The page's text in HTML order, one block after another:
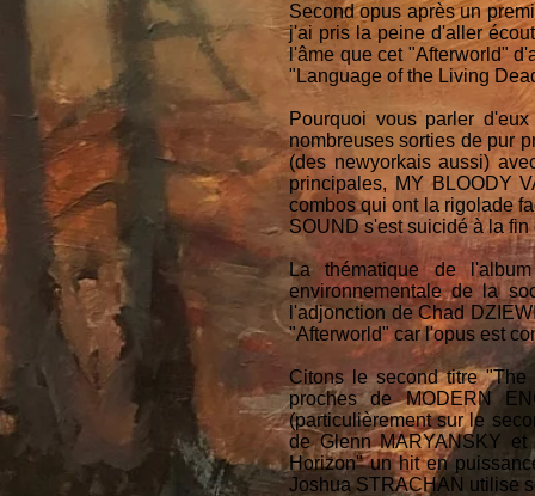
Second opus après un
j'ai pris la peine d'aller
l'âme que cet "Afterworld"
"Language of the Living
Pourquoi vous parler
nombreuses sorties de pur
(des newyorkais aussi)
principales, MY BLOODY
combos qui ont la rigolade
SOUND s'est suicidé à la
La thématique de
environnementale de la
l'adjonction de Chad
"Afterworld" car l'opus est
Citons le second titre
proches de MODERN
(particulièrement sur le
de Glenn MARYANSKY
Horizon" un hit en
Joshua STRACHAN utilise